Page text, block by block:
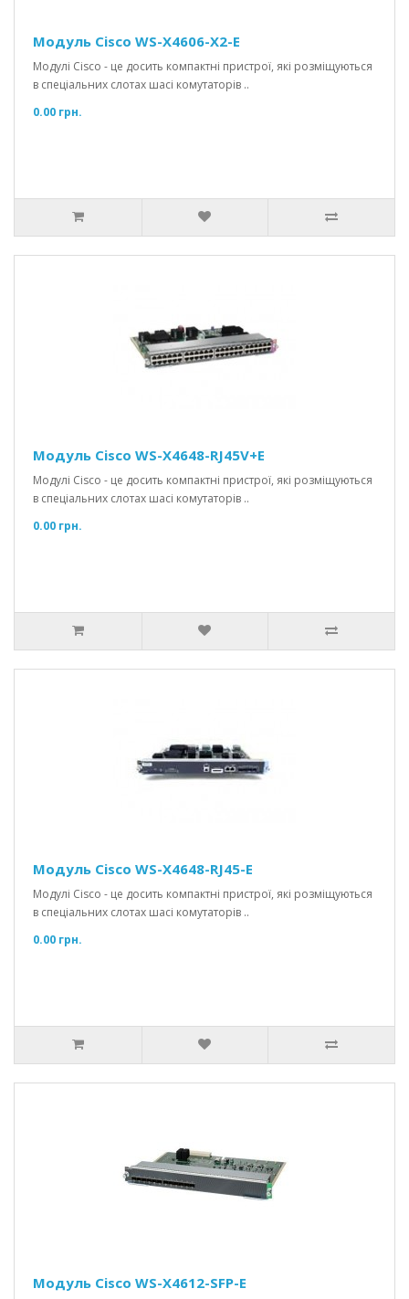
Модуль Cisco WS-X4606-X2-E
Модулі Cisco - це досить компактні пристрої, які розміщуються
в спеціальних слотах шасі комутаторів ..
0.00 грн.
Модуль Cisco WS-X4648-RJ45V+E
Модулі Cisco - це досить компактні пристрої, які розміщуються
в спеціальних слотах шасі комутаторів ..
0.00 грн.
Модуль Cisco WS-X4648-RJ45-E
Модулі Cisco - це досить компактні пристрої, які розміщуються
в спеціальних слотах шасі комутаторів ..
0.00 грн.
Модуль Cisco WS-X4612-SFP-E